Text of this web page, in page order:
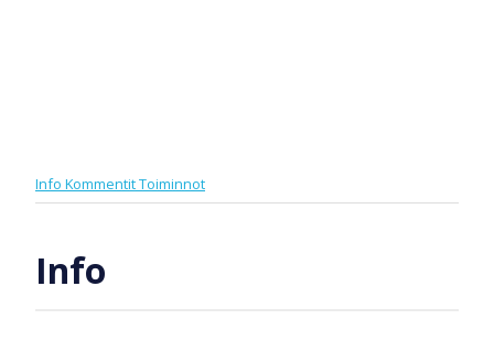
Info KommentitToiminnot
Info